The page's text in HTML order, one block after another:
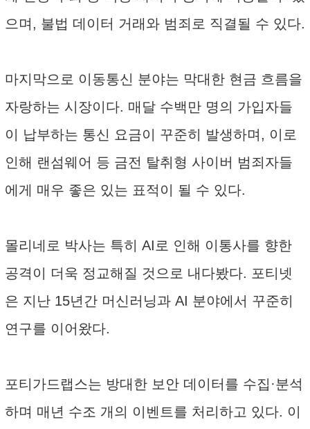
으며, 불법 데이터 거래와 범죄로 직결될 수 있다.
마지막으로 이동통신 분야는 막대한 현금 흐름을
자랑하는 시장이다. 매달 수백만 명의 가입자들
이 납부하는 통신 요금이 꾸준히 발생하며, 이로
인해 랜섬웨어 등 금전 탈취형 사이버 범죄자들
에게 매우 좋은 있는 표적이 될 수 있다.
몰리네로 박사는 특히 AI로 인해 이통사를 향한
공격이 더욱 정교해질 것으로 내다봤다. 포티넷
은 지난 15년간 머신러닝과 AI 분야에서 꾸준히
연구를 이어왔다.
포티가드랩스는 방대한 보안 데이터를 수집·분석
하며 매년 수조 개의 이벤트를 처리하고 있다. 이